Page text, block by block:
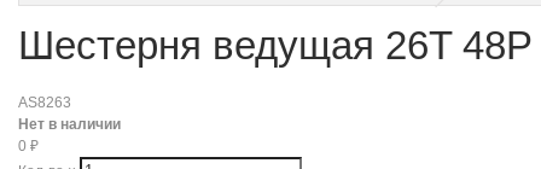
Шестерня ведущая 26T 48P
AS8263
Нет в наличии
0 ₽